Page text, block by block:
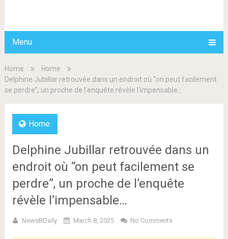
Menu
Home
Home
Delphine Jubillar retrouvée dans un endroit où “on peut facilement
se perdre”, un proche de l’enquête révèle l’impensable…
Home
Delphine Jubillar retrouvée dans un
endroit où “on peut facilement se
perdre”, un proche de l’enquête
révèle l’impensable…
NewsBDaily March 8, 2025 No Comments